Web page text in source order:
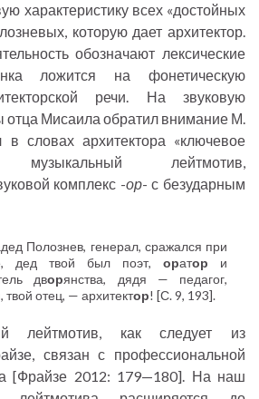
характеристику всех «достойных
которую дает архитектор.
обозначают лексические
ложится на фонетическую
речи. На звуковую
отца Мисаила обратил внимание М.
словах архитектора «ключевое
музыкальный лейтмотив,
комплекс -ор- с безударным
Полознев, генерал, сражался при
дед твой был поэт, оратор и
дворянства, дядя — педагог,
твой отец, — архитектор! [С. 9, 193].
лейтмотив, как следует из
связан с профессиональной
[Фрайзе 2012: 179—180]. На наш